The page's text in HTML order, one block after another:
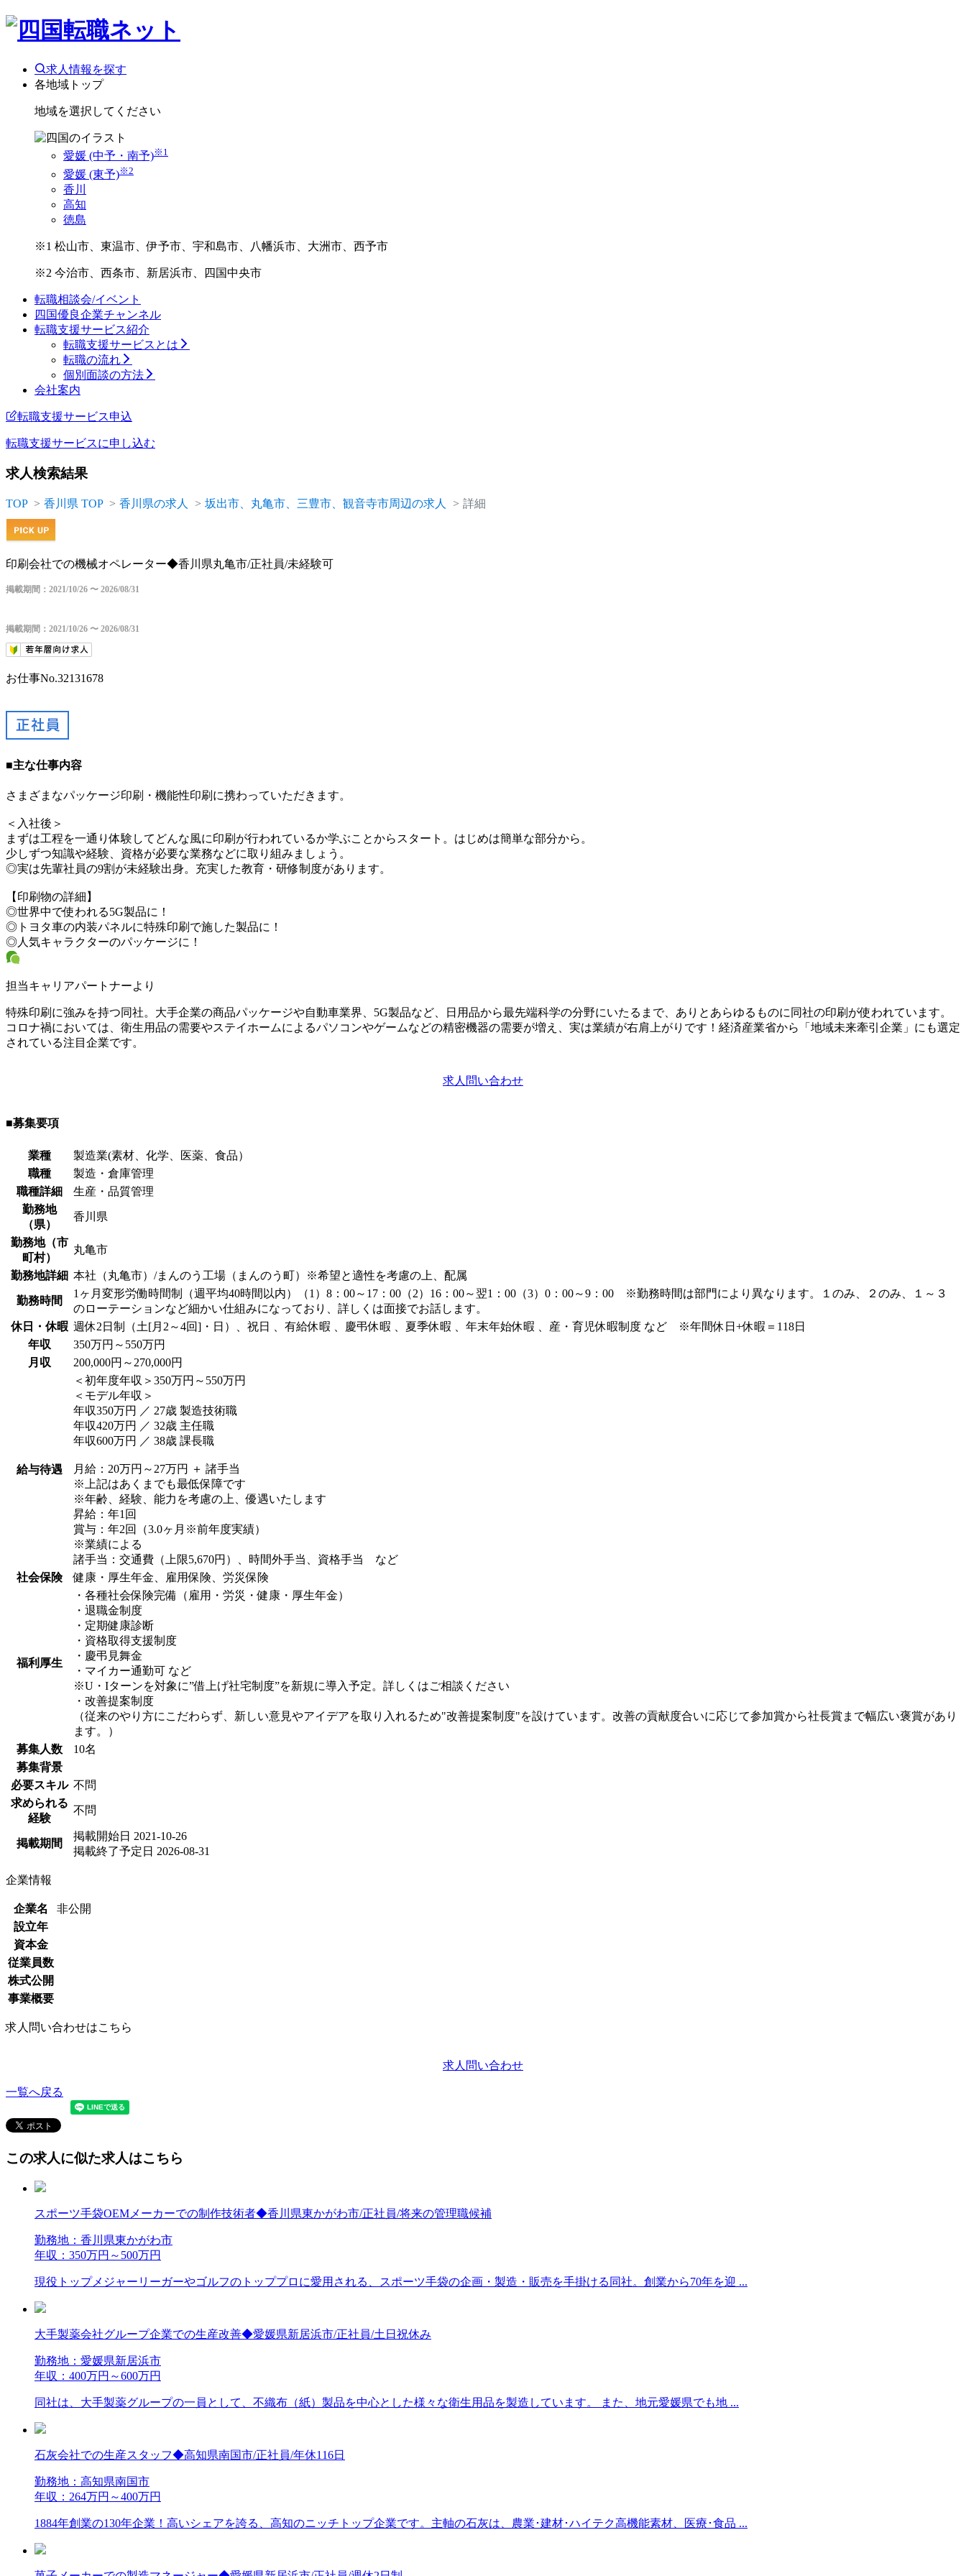
求人情報を探す
各地域トップ
地域を選択してください
愛媛 (中予・南予)※1
愛媛 (東予)※2
香川
高知
徳島
※1 松山市、東温市、伊予市、宇和島市、八幡浜市、大洲市、西予市
※2 今治市、西条市、新居浜市、四国中央市
転職相談会/イベント
四国優良企業チャンネル
転職支援サービス紹介
転職支援サービスとは
転職の流れ
個別面談の方法
会社案内
転職支援サービス申込
転職支援サービスに申し込む
求人検索結果
TOP 香川県 TOP 香川県の求人 坂出市、丸亀市、三豊市、観音寺市周辺の求人 詳細
印刷会社での機械オペレーター◆香川県丸亀市/正社員/未経験可
掲載期間：2021/10/26 〜 2026/08/31
掲載期間：2021/10/26 〜 2026/08/31
お仕事No.32131678
■主な仕事内容
さまざまなパッケージ印刷・機能性印刷に携わっていただきます。
＜入社後＞
まずは工程を一通り体験してどんな風に印刷が行われているか学ぶことからスタート。はじめは簡単な部分から。
少しずつ知識や経験、資格が必要な業務などに取り組みましょう。
◎実は先輩社員の9割が未経験出身。充実した教育・研修制度があります。
【印刷物の詳細】
◎世界中で使われる5G製品に！
◎トヨタ車の内装パネルに特殊印刷で施した製品に！
◎人気キャラクターのパッケージに！
担当キャリアパートナーより
特殊印刷に強みを持つ同社。大手企業の商品パッケージや自動車業界、5G製品など、日用品から最先端科学の分野にいたるまで、ありとあらゆるものに同社の印刷が使われています。
コロナ禍においては、衛生用品の需要やステイホームによるパソコンやゲームなどの精密機器の需要が増え、実は業績が右肩上がりです！経済産業省から「地域未来牽引企業」にも選定
されている注目企業です。
求人問い合わせ
■募集要項
業種
製造業(素材、化学、医薬、食品）
職種
製造・倉庫管理
職種詳細
生産・品質管理
勤務地
（県）
香川県
勤務地（市
町村）
丸亀市
勤務地詳細 本社（丸亀市）/まんのう工場（まんのう町）※希望と適性を考慮の上、配属
勤務時間
1ヶ月変形労働時間制（週平均40時間以内）（1）8：00～17：00（2）16：00～翌1：00（3）0：00～9：00 ※勤務時間は部門により異なります。１のみ、２のみ、１～３
のローテーションなど細かい仕組みになっており、詳しくは面接でお話します。
休日・休暇 週休2日制（土[月2～4回]・日）、祝日 、有給休暇 、慶弔休暇 、夏季休暇 、年末年始休暇 、産・育児休暇制度 など ※年間休日+休暇＝118日
年収
350万円～550万円
月収
200,000円～270,000円
給与待遇
＜初年度年収＞350万円～550万円
＜モデル年収＞
年収350万円 ／ 27歳 製造技術職
年収420万円 ／ 32歳 主任職
年収600万円 ／ 38歳 課長職
月給：20万円～27万円 ＋ 諸手当
※上記はあくまでも最低保障です
※年齢、経験、能力を考慮の上、優遇いたします
昇給：年1回
賞与：年2回（3.0ヶ月※前年度実績）
※業績による
諸手当：交通費（上限5,670円）、時間外手当、資格手当 など
社会保険
健康・厚生年金、雇用保険、労災保険
福利厚生
・各種社会保険完備（雇用・労災・健康・厚生年金）
・退職金制度
・定期健康診断
・資格取得支援制度
・慶弔見舞金
・マイカー通勤可 など
※U・Iターンを対象に”借上げ社宅制度”を新規に導入予定。詳しくはご相談ください
・改善提案制度
（従来のやり方にこだわらず、新しい意見やアイデアを取り入れるため"改善提案制度"を設けています。改善の貢献度合いに応じて参加賞から社長賞まで幅広い褒賞があり
ます。）
募集人数
10名
募集背景
必要スキル 不問
求められる
経験
不問
掲載期間
掲載開始日 2021-10-26
掲載終了予定日 2026-08-31
企業情報
企業名
非公開
設立年
資本金
従業員数
株式公開
事業概要
求人問い合わせはこちら
求人問い合わせ
一覧へ戻る
この求人に似た求人はこちら
スポーツ手袋OEMメーカーでの制作技術者◆香川県東かがわ市/正社員/将来の管理職候補
勤務地：香川県東かがわ市
年収：350万円～500万円
現役トップメジャーリーガーやゴルフのトッププロに愛用される、スポーツ手袋の企画・製造・販売を手掛ける同社。創業から70年を迎 ...
大手製薬会社グループ企業での生産改善◆愛媛県新居浜市/正社員/土日祝休み
勤務地：愛媛県新居浜市
年収：400万円～600万円
同社は、大手製薬グループの一員として、不織布（紙）製品を中心とした様々な衛生用品を製造しています。 また、地元愛媛県でも地 ...
石灰会社での生産スタッフ◆高知県南国市/正社員/年休116日
勤務地：高知県南国市
年収：264万円～400万円
1884年創業の130年企業！高いシェアを誇る、高知のニッチトップ企業です。主軸の石灰は、農業･建材･ハイテク高機能素材、医療･食品 ...